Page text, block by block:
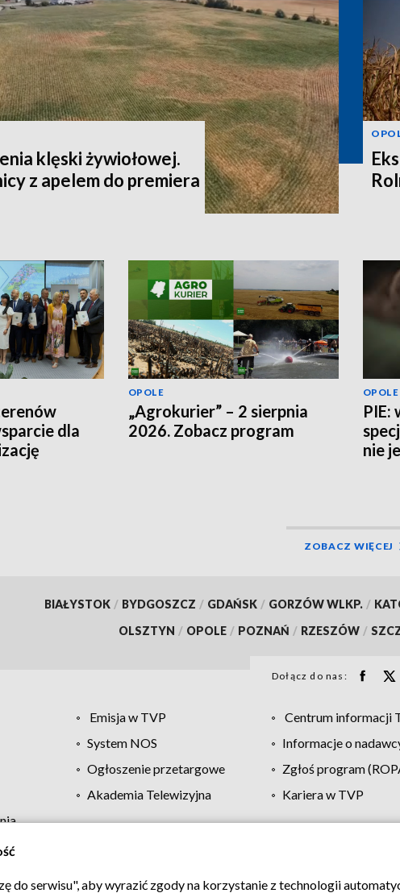
klęski żywiołowej.
z apelem do premiera
dla
OPOLE
„Agrokurier” – 2 sierpnia
2026. Zobacz program
OPOLE
PIE:
nie
ZOBACZ WIĘCEJ
BIAŁYSTOK / BYDGOSZCZ / GDAŃSK / GORZÓW WLKP. /
OLSZTYN / OPOLE / POZNAŃ / RZESZÓW /
Dołącz do nas:
Emisja w TVP Centrum informacji
System NOS Informacje o
Ogłoszenie przetargowe Zgłoś program
Akademia Telewizyjna Kariera w TVP
Regulamin TVP Polityka prywatności Moje zgody
do serwisu", aby wyrazić zgody na korzystanie z technologii